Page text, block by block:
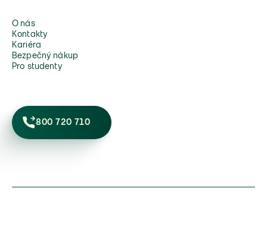
O nás
Kontakty
Kariéra
Bezpečný nákup
Pro studenty
800 720 710